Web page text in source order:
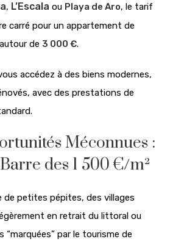
, L’Escala ou Playa de Aro, le tarif
carré pour un appartement de
de 3 000 €.
accédez à des biens modernes,
avec des prestations de
Méconnues :
des 1 500 €/m²
de petites pépites, des villages
en retrait du littoral ou
“marquées” par le tourisme de